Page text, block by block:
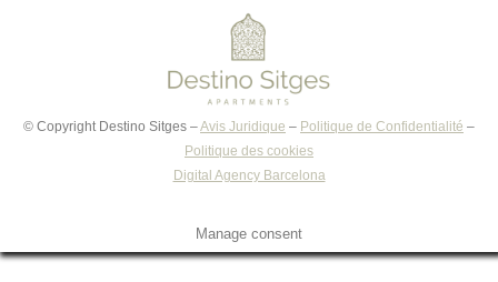
© Copyright Destino Sitges –Avis Juridique – Politique de Confidentialité –
Politique des cookies
Digital Agency Barcelona
Manage consent